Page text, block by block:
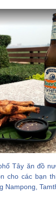
Tây ăn đồ
cho các bạn